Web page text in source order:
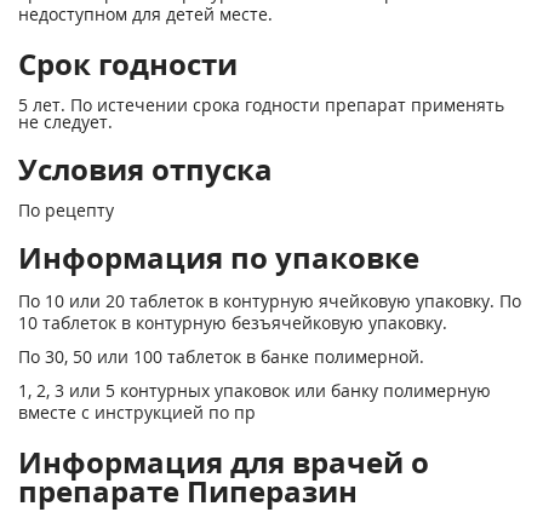
недоступном для детей месте.
Срок годности
5 лет. По истечении срока годности препарат применять
не следует.
Условия отпуска
По рецепту
Информация по упаковке
По 10 или 20 таблеток в контурную ячейко­вую упаковку. По
10 таблеток в контурную безъячейковую упаковку.
По 30, 50 или 100 таблеток в банке поли­мерной.
1, 2, 3 или 5 контурных упаковок или банку полимерную
вместе с инструкцией по пр
Информация для врачей о
препарате Пиперазин